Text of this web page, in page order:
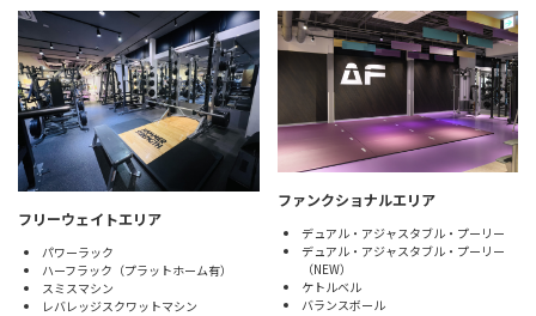
フリーウェイトエリア
パワーラック
ハーフラック（プラットホーム有）
スミスマシン
レバレッジスクワットマシン
ファンクショナルエリア
デュアル・アジャスタブル・プーリー
デュアル・アジャスタブル・プーリー
（NEW）
ケトルベル
バランスボール